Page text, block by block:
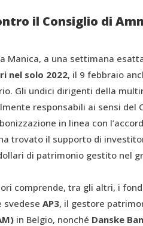
il Consiglio di
Manica, a una settimana
nel solo 2022, il 9 febbraio
Gli undici dirigenti della
responsabili ai sensi del
in linea con
trovato il supporto di
di patrimonio gestito nel
comprende, tra gli altri, i
svedese AP3, il gestore
in Belgio, nonché Danske